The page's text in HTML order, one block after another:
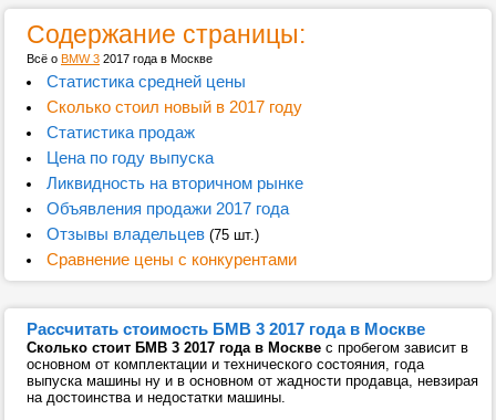
Содержание страницы:
Всё о BMW 3 2017 года в Москве
Статистика средней цены
Сколько стоил новый в 2017 году
Статистика продаж
Цена по году выпуска
Ликвидность на вторичном рынке
Объявления продажи 2017 года
Отзывы владельцев(75 шт.)
Сравнение цены с конкурентами
Рассчитать стоимость БМВ 3 2017 года в Москве
Сколько стоит БМВ 3 2017 года в Москве с пробегом зависит в
основном от комплектации и технического состояния, года
выпуска машины ну и в основном от жадности продавца, невзирая
на достоинства и недостатки машины.